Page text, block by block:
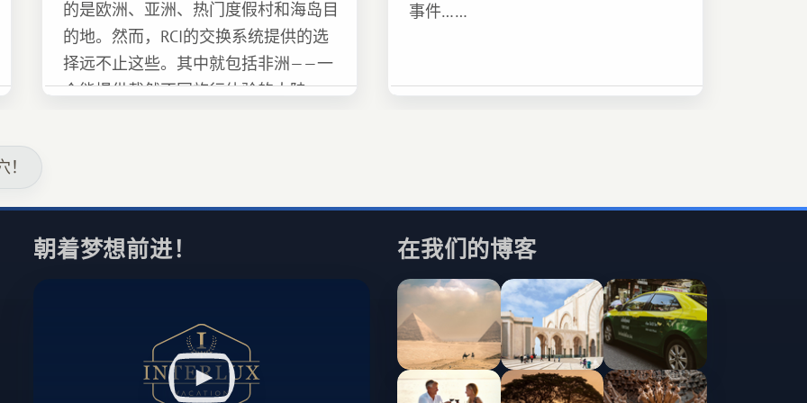
的是欧洲、亚洲、热门度假村和海岛目
的地。然而，RCI的交换系统提供的选
择远不止这些。其中就包括非洲——一
个能提供截然不同旅行体验的大陆。
事件……
朝着梦想前进！ 在我们的博客